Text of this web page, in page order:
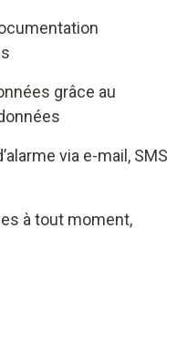
grâce au
via e-mail, SMS
à tout moment,